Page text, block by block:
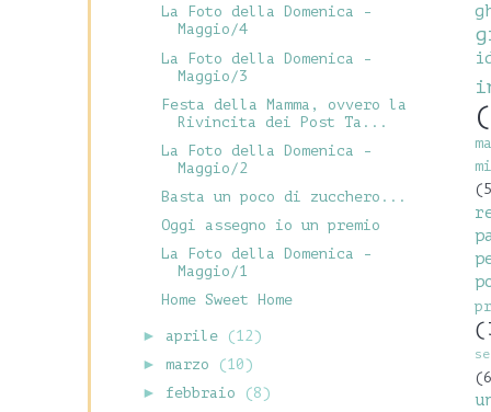
La Foto della Domenica -
Maggio/4
La Foto della Domenica -
Maggio/3
Festa della Mamma, ovvero la
Rivincita dei Post Ta...
La Foto della Domenica -
Maggio/2
Basta un poco di zucchero...
Oggi assegno io un premio
La Foto della Domenica -
Maggio/1
Home Sweet Home
► aprile
(12)
► marzo
(10)
► febbraio
(8)